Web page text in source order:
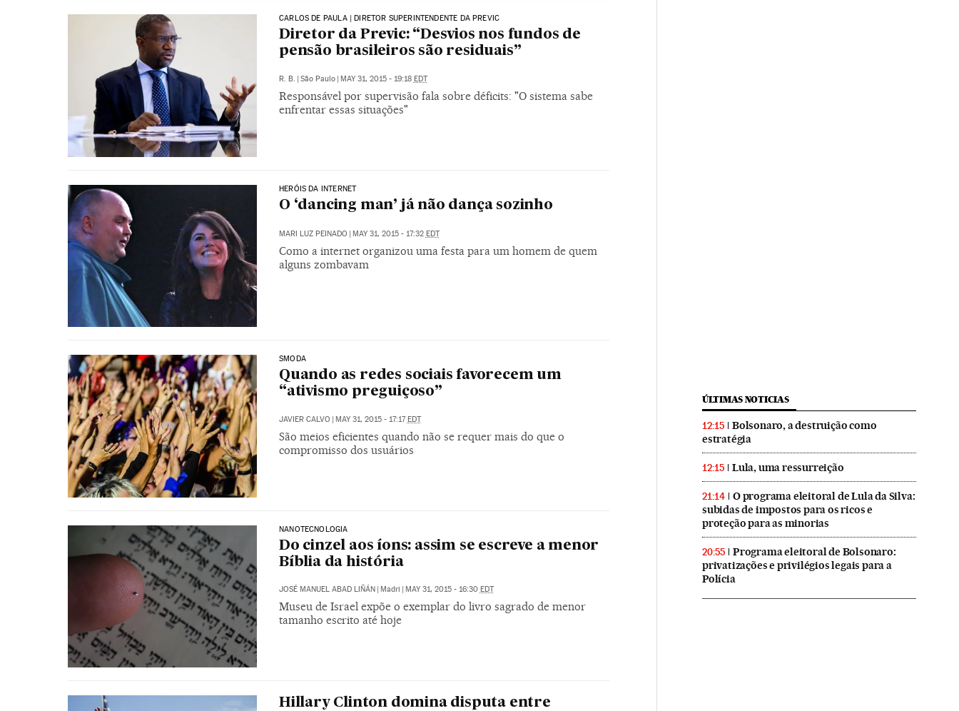
CARLOS DE PAULA | DIRETOR SUPERINTENDENTE DA PREVIC
Diretor da Previc: “Desvios nos fundos de
pensão brasileiros são residuais”
R. B. São Paulo MAY 31, 2015 - 19:18 EDT
Responsável por supervisão fala sobre déficits: "O sistema sabe
enfrentar essas situações"
HERÓIS DA INTERNET
O ‘dancing man’ já não dança sozinho
MARI LUZ PEINADO | MAY 31, 2015 - 17:32 EDT
Como a internet organizou uma festa para um homem de quem
alguns zombavam
SMODA
Quando as redes sociais favorecem um
“ativismo preguiçoso”
JAVIER CALVO | MAY 31, 2015 - 17:17EDT
São meios eficientes quando não se requer mais do que o
compromisso dos usuários
NANOTECNOLOGIA
Do cinzel aos íons: assim se escreve a menor
Bíblia da história
JOSÉ MANUEL ABAD LIÑÁN Madri MAY 31, 2015 - 16:30 EDT
Museu de Israel expõe o exemplar do livro sagrado de menor
tamanho escrito até hoje
Hillary Clinton domina disputa entre
ÚLTIMAS NOTICIAS
12:15
Bolsonaro, a destruição como
estratégia
12:15 Lula, uma ressurreição
21:14
O programa eleitoral de Lula da Silva:
subidas de impostos para os ricos e
proteção para as minorias
20:55
Programa eleitoral de Bolsonaro:
privatizações e privilégios legais para a
Polícia